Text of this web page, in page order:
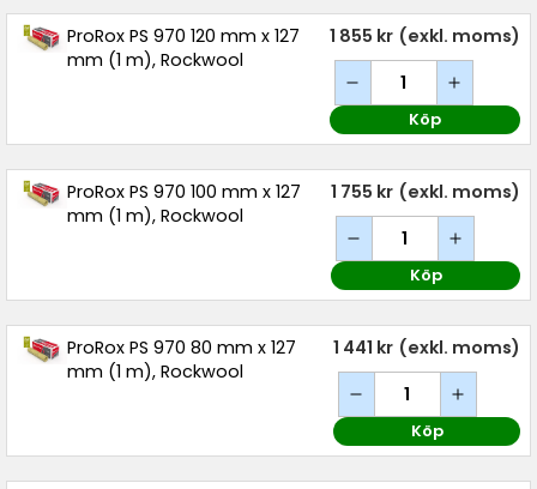
ProRox PS 970 120 mm x 127
mm (1 m), Rockwool
1 855 kr (exkl. moms)
Köp
ProRox PS 970 100 mm x 127
mm (1 m), Rockwool
1 755 kr (exkl. moms)
Köp
ProRox PS 970 80 mm x 127
mm (1 m), Rockwool
1 441 kr (exkl. moms)
Köp